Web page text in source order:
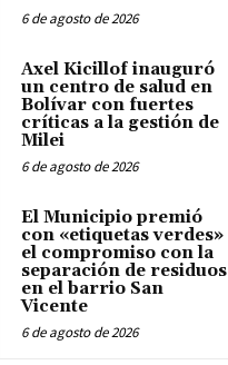
6 de agosto de 2026
Axel Kicillof inauguró
un centro de salud en
Bolívar con fuertes
críticas a la gestión de
Milei
6 de agosto de 2026
El Municipio premió
con «etiquetas verdes»
el compromiso con la
separación de residuos
en el barrio San
Vicente
6 de agosto de 2026